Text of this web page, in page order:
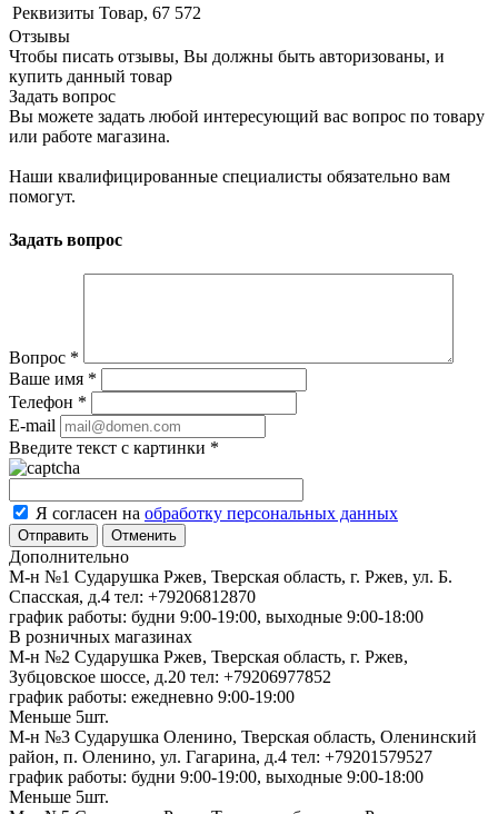
Реквизиты Товар, 67 572
Отзывы
Чтобы писать отзывы, Вы должны быть авторизованы, и
купить данный товар
Задать вопрос
Вы можете задать любой интересующий вас вопрос по товару
или работе магазина.
Наши квалифицированные специалисты обязательно вам
помогут.
Задать вопрос
Вопрос *
Ваше имя *
Телефон *
E-mail
Введите текст с картинки *
Я согласен на обработку персональных данных
Отменить
Дополнительно
М-н №1 Сударушка Ржев, Тверская область, г. Ржев, ул. Б.
Спасская, д.4 тел: +79206812870
график работы: будни 9:00-19:00, выходные 9:00-18:00
В розничных магазинах
М-н №2 Cударушка Ржев, Тверская область, г. Ржев,
Зубцовское шоссе, д.20 тел: +79206977852
график работы: ежедневно 9:00-19:00
Меньше 5шт.
М-н №3 Сударушка Оленино, Тверская область, Оленинский
район, п. Оленино, ул. Гагарина, д.4 тел: +79201579527
график работы: будни 9:00-19:00, выходные 9:00-18:00
Меньше 5шт.